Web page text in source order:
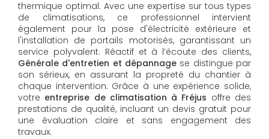
thermique optimal. Avec une expertise sur tous types
de climatisations, ce professionnel intervient
également pour la pose d'électricité extérieure et
l'installation de portails motorisés, garantissant un
service polyvalent. Réactif et à l’écoute des clients,
Générale d'entretien et dépannage se distingue par
son sérieux, en assurant la propreté du chantier à
chaque intervention. Grâce à une expérience solide,
votre entreprise de climatisation à Fréjus offre des
prestations de qualité, incluant un devis gratuit pour
une évaluation claire et sans engagement des
travaux.